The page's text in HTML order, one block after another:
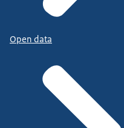
Open data